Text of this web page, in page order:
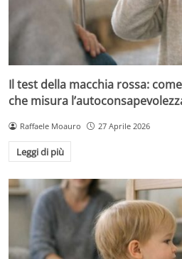
Il test della macchia rossa:
che misura
Raffaele Moauro 27 Aprile 2026
Leggi di più